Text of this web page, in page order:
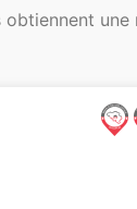
obtiennent une